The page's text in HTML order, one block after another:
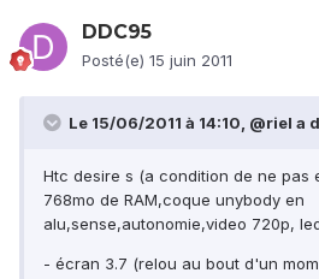
DDC95
Posté(e) 15 juin 2011
Le 15/06/2011 à 14:10, @riel a
Htc desire s (a condition de ne pas
768mo de RAM,coque unybody en
alu,sense,autonomie,video 720p,
- écran 3.7 (relou au bout d'un